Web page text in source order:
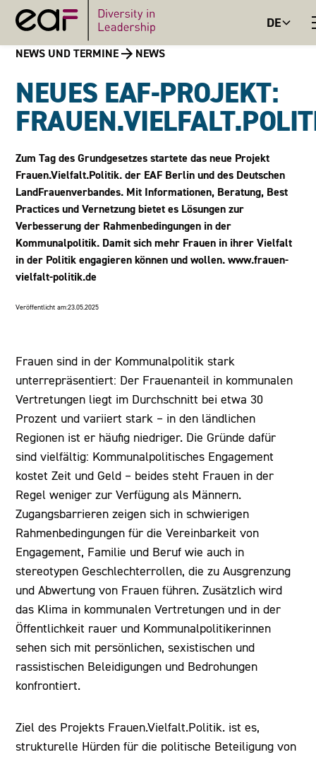
DE
NEWS UND TERMINE NEWS
NEUES EAF-PROJEKT:
Zum Tag des Grundgesetzes startete das neue Projekt
Frauen.Vielfalt.Politik. der EAF Berlin und des Deutschen
LandFrauenverbandes. Mit Informationen, Beratung, Best
Practices und Vernetzung bietet es Lösungen zur
Verbesserung der Rahmenbedingungen in der
Kommunalpolitik. Damit sich mehr Frauen in ihrer Vielfalt
in der Politik engagieren können und wollen. www.frauen-
vielfalt-politik.de
Veröffentlicht am:23.05.2025
Frauen sind in der Kommunalpolitik stark
unterrepräsentiert: Der Frauenanteil in kommunalen
Vertretungen liegt im Durchschnitt bei etwa 30
Prozent und variiert stark – in den ländlichen
Regionen ist er häufig niedriger. Die Gründe dafür
sind vielfältig: Kommunalpolitisches Engagement
kostet Zeit und Geld – beides steht Frauen in der
Regel weniger zur Verfügung als Männern.
Zugangsbarrieren zeigen sich in schwierigen
Rahmenbedingungen für die Vereinbarkeit von
Engagement, Familie und Beruf wie auch in
stereotypen Geschlechterrollen, die zu Ausgrenzung
und Abwertung von Frauen führen. Zusätzlich wird
das Klima in kommunalen Vertretungen und in der
Öffentlichkeit rauer und Kommunalpolitikerinnen
sehen sich mit persönlichen, sexistischen und
rassistischen Beleidigungen und Bedrohungen
konfrontiert.
Ziel des Projekts Frauen.Vielfalt.Politik. ist es,
strukturelle Hürden für die politische Beteiligung von